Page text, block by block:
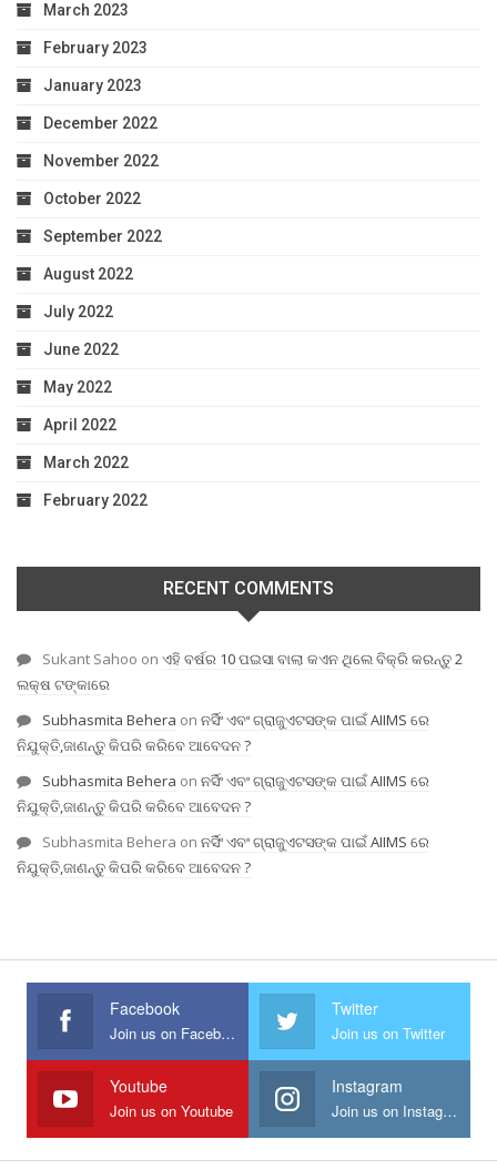
March 2023
February 2023
January 2023
December 2022
November 2022
October 2022
September 2022
August 2022
July 2022
June 2022
May 2022
April 2022
March 2022
February 2022
RECENT COMMENTS
Sukant Sahoo on ଏହି ବର୍ଷର 10 ପଇସା ବାଲା କଏନ ଥିଲେ ବିକ୍ରି କରନ୍ତୁ 2
ଲକ୍ଷ ଟଙ୍କାରେ
Subhasmita Behera on ନର୍ସିଂ ଏବଂ ଗ୍ରାଜୁଏଟସଙ୍କ ପାଇଁ AIIMS ରେ
ନିଯୁକ୍ତି,ଜାଣନ୍ତୁ କିପରି କରିବେ ଆବେଦନ ?
Subhasmita Behera on ନର୍ସିଂ ଏବଂ ଗ୍ରାଜୁଏଟସଙ୍କ ପାଇଁ AIIMS ରେ
ନିଯୁକ୍ତି,ଜାଣନ୍ତୁ କିପରି କରିବେ ଆବେଦନ ?
Subhasmita Behera on ନର୍ସିଂ ଏବଂ ଗ୍ରାଜୁଏଟସଙ୍କ ପାଇଁ AIIMS ରେ
ନିଯୁକ୍ତି,ଜାଣନ୍ତୁ କିପରି କରିବେ ଆବେଦନ ?
Facebook
Join us on Facebook
Twitter
Join us on Twitter
Youtube
Join us on Youtube
Instagram
Join us on Instagram